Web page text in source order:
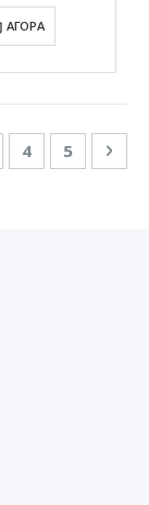
ΑΓΟΡΆ
τη στιγμή τη
Σελίδα
4 Σελίδα
5